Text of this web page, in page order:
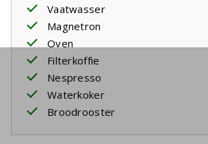
Vaatwasser
Magnetron
Oven
Filterkoffie
Nespresso
Waterkoker
Broodrooster